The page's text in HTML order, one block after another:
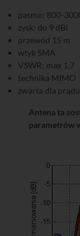
pasmo: 800-
zysk: do 9 dBi
przewód 15 m
wtyk SMA
VSWR: max 1,7
technika MIMO
zwarta dla prądu
Antena ta
parametrów